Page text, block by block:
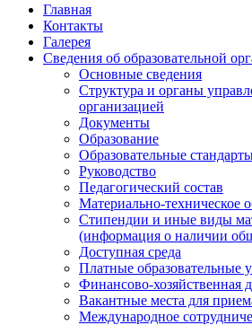
Главная
Контакты
Галерея
Сведения об образовательной
Основные сведения
Структура и органы
организацией
Документы
Образование
Образовательные
Руководство
Педагогический состав
Материально-техническое
Стипендии и иные виды
(информация о наличии
Доступная среда
Платные образовательные
Финансово-хозяйственная
Вакантные места для
Международное